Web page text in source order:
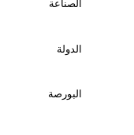
الصناعة
الدولة
البورصة